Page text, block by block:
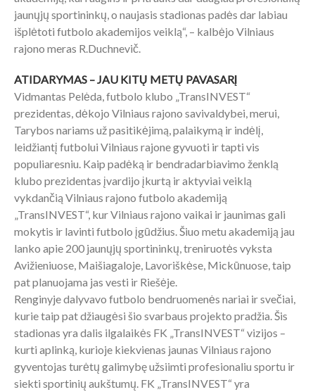
jaunųjų sportininkų, o naujasis stadionas padės dar labiau
išplėtoti futbolo akademijos veiklą“, – kalbėjo Vilniaus
rajono meras R.Duchnevič.
ATIDARYMAS – JAU KITŲ METŲ PAVASARĮ
Vidmantas Pelėda, futbolo klubo „TransINVEST“
prezidentas, dėkojo Vilniaus rajono savivaldybei, merui,
Tarybos nariams už pasitikėjimą, palaikymą ir indėlį,
leidžiantį futbolui Vilniaus rajone gyvuoti ir tapti vis
populiaresniu. Kaip padėką ir bendradarbiavimo ženklą
klubo prezidentas įvardijo įkurtą ir aktyviai veiklą
vykdančią Vilniaus rajono futbolo akademiją
„TransINVEST“, kur Vilniaus rajono vaikai ir jaunimas gali
mokytis ir lavinti futbolo įgūdžius. Šiuo metu akademiją jau
lanko apie 200 jaunųjų sportininkų, treniruotės vyksta
Avižieniuose, Maišiagaloje, Lavoriškėse, Mickūnuose, taip
pat planuojama jas vesti ir Riešėje.
Renginyje dalyvavo futbolo bendruomenės nariai ir svečiai,
kurie taip pat džiaugėsi šio svarbaus projekto pradžia. Šis
stadionas yra dalis ilgalaikės FK „TransINVEST“ vizijos –
kurti aplinką, kurioje kiekvienas jaunas Vilniaus rajono
gyventojas turėtų galimybę užsiimti profesionaliu sportu ir
siekti sportinių aukštumų. FK „TransINVEST“ yra